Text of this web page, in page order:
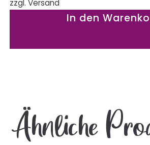
zzgl. Versand
In den
Ähnliche